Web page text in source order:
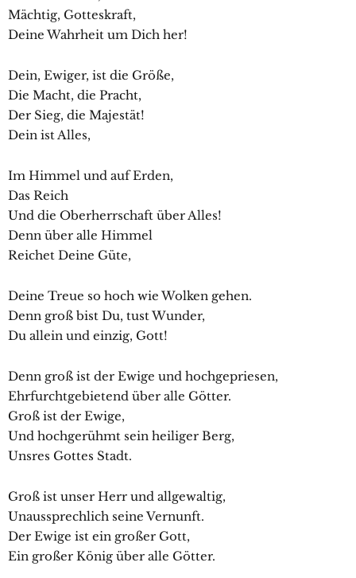
Mächtig, Gotteskraft,
Deine Wahrheit um Dich her!
Dein, Ewiger, ist die Größe,
Die Macht, die Pracht,
Der Sieg, die Majestät!
Dein ist Alles,
Im Himmel und auf Erden,
Das Reich
Und die Oberherrschaft über Alles!
Denn über alle Himmel
Reichet Deine Güte,
Deine Treue so hoch wie Wolken gehen.
Denn groß bist Du, tust Wunder,
Du allein und einzig, Gott!
Denn groß ist der Ewige und hochgepriesen,
Ehrfurchtgebietend über alle Götter.
Groß ist der Ewige,
Und hochgerühmt sein heiliger Berg,
Unsres Gottes Stadt.
Groß ist unser Herr und allgewaltig,
Unaussprechlich seine Vernunft.
Der Ewige ist ein großer Gott,
Ein großer König über alle Götter.